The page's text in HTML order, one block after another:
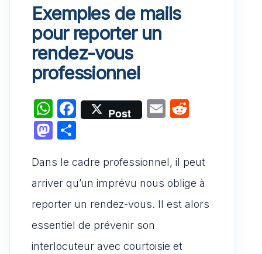
Exemples de mails
pour reporter un
rendez-vous
professionnel
W
h
at
s
A
p
p
F
a
e
b
o
o
k
Post
E
l
di
t
M
st
o
d
o
n
ta
g
er
Dans le cadre professionnel, il peut
arriver qu’un imprévu nous oblige à
reporter un rendez-vous. Il est alors
essentiel de prévenir son
interlocuteur avec courtoisie et